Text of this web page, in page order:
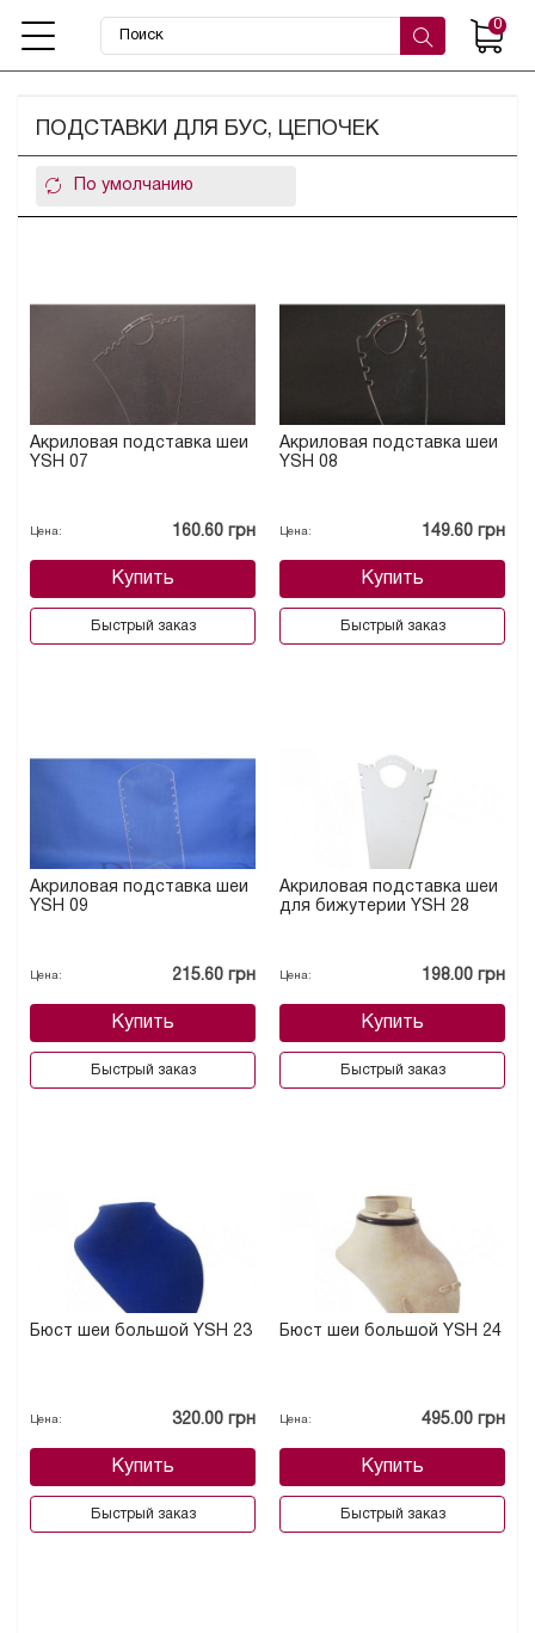
0
ПОДСТАВКИ ДЛЯ БУС, ЦЕПОЧЕК
Акриловая подставка шеи
YSН 07
Цена: 160.60 грн
Купить
Быстрый заказ
Акриловая подставка шеи
YSН 08
Цена: 149.60 грн
Купить
Быстрый заказ
Акриловая подставка шеи
YSН 09
Цена: 215.60 грн
Купить
Быстрый заказ
Акриловая подставка шеи
для бижутерии YSН 28
Цена: 198.00 грн
Купить
Быстрый заказ
Бюст шеи большой YSH 23
Цена: 320.00 грн
Купить
Быстрый заказ
Бюст шеи большой YSH 24
Цена: 495.00 грн
Купить
Быстрый заказ